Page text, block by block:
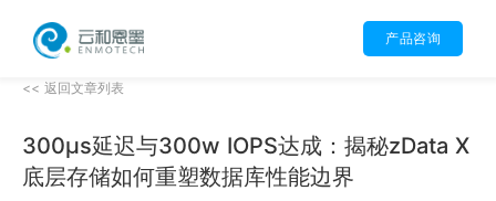
产品咨询
<< 返回文章列表
300μs延迟与300w IOPS达成：揭秘zData X
底层存储如何重塑数据库性能边界